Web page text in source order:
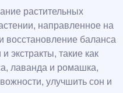
растительных
направленное на
восстановление баланса
экстракты, такие как
лаванда и ромашка,
улучшить сон и